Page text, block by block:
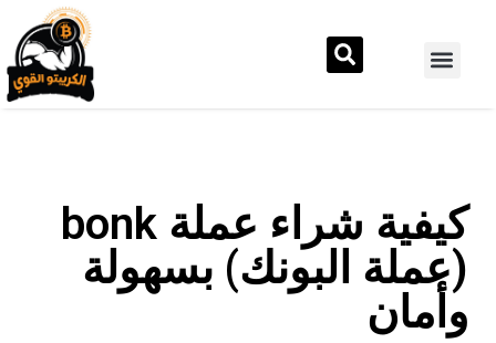
كيفية شراء عملة bonk
(عملة البونك) بسهولة
وأمان